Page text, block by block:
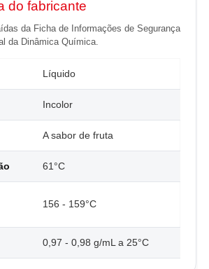
do fabricante
da Ficha de Informações de Segurança
da Dinâmica Química.
Líquido
Incolor
A sabor de fruta
61°C
156 - 159°C
0,97 - 0,98 g/mL a 25°C